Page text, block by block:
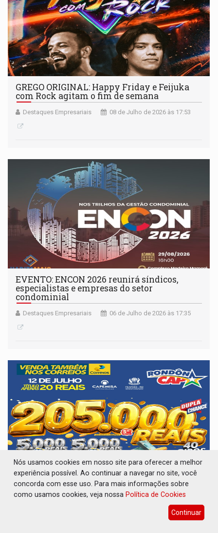
GREGO ORIGINAL: Happy Friday e Feijuka
com Rock agitam o fim de semana
Destaques Empresariais 08 de Julho de 2026 às 17:53
EVENTO: ENCON 2026 reunirá síndicos,
especialistas e empresas do setor
condominial
Destaques Empresariais 06 de Julho de 2026 às 17:35
RONDONCAP ESPECIAL DE FÉRIAS: São 2
sorteios, 45 prêmios com uma bolada de 205
mil no 5º prêmio
06 de Julho de 2026 às 09:23
Nós usamos cookies em nosso site para oferecer a melhor
experiência possível. Ao continuar a navegar no site, você
concorda com esse uso. Para mais informações sobre
como usamos cookies, veja nossa Política de Cookies
Continuar